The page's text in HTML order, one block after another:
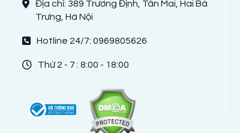
Địa chỉ: 389 Trương Định, Tân Mai, Hai Bà
Trưng, Hà Nội
Hotline 24/7: 0969805626
Thứ 2 - 7 : 8:00 - 18:00